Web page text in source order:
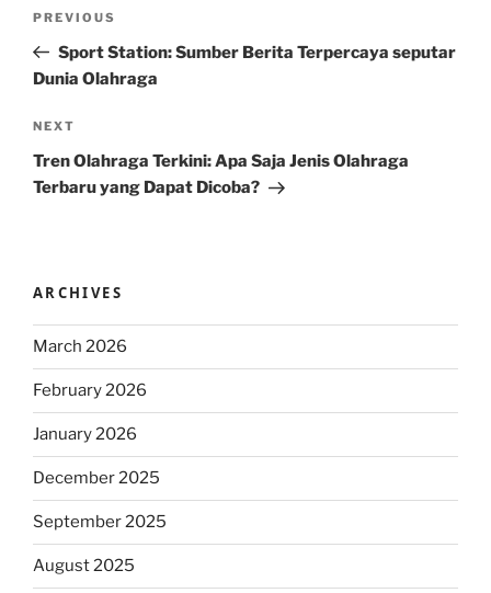
Previous
Post
PREVIOUS
Sport Station: Sumber Berita Terpercaya seputar
Dunia Olahraga
Next
Post
NEXT
Tren Olahraga Terkini: Apa Saja Jenis Olahraga
Terbaru yang Dapat Dicoba?
ARCHIVES
March 2026
February 2026
January 2026
December 2025
September 2025
August 2025